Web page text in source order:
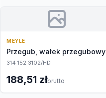
MEYLE
Przegub, wałek przegubowy
314 152 3102/HD
188,51 złbrutto